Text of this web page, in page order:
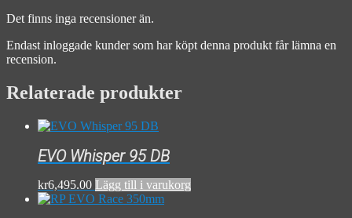
Det finns inga recensioner än.
Endast inloggade kunder som har köpt denna produkt får lämna en
recension.
Relaterade produkter
EVO Whisper 95 DB
kr6,495.00 Lägg till i varukorg